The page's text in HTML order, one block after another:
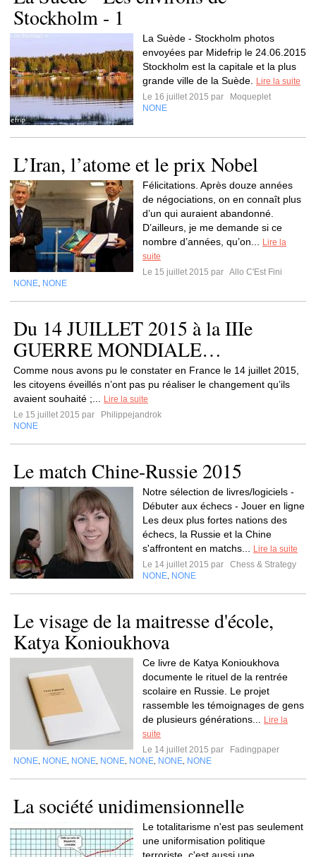
Stockholm - 1
La Suède - Stockholm photos
envoyées par Midefrip le 24.06.2015
Stockholm est la capitale et la plus
grande ville de la Suède.
Lire la suite
Le 16 juillet 2015 par
Moqueplet
NONE
L’Iran, l’atome et le prix Nobel
Félicitations. Après douze années
de négociations, on en connaît plus
d’un qui auraient abandonné.
D’ailleurs, je me demande si ce
nombre d’années, qu’on...
Lire la
suite
Le 15 juillet 2015 par Allo C'Est Fini
NONE NONE
Du 14 JUILLET 2015 à la IIIe
GUERRE MONDIALE…
Comme nous avons pu le constater en France le 14 juillet 2015,
les citoyens éveillés n’ont pas pu réaliser le changement qu’ils
avaient souhaité ;...
Lire la suite
Le 15 juillet 2015 par
Philippejandrok
NONE
Le match Chine-Russie 2015
Notre sélection de livres/logiciels -
Débuter aux échecs - Jouer en ligne
Les deux plus fortes nations des
échecs, la Russie et la Chine
s'affrontent en matchs...
Lire la suite
Le 14 juillet 2015 par
Chess & Strategy
NONE NONE
Le visage de la maitresse d'école,
Katya Konioukhova
Ce livre de Katya Konioukhova
documente le rituel de la rentrée
scolaire en Russie. Le projet
rassemble les témoignages de gens
de plusieurs générations...
Lire la
suite
Le 14 juillet 2015 par
Fadingpaper
NONE NONE NONE NONE NONE NONE NONE
La société unidimensionnelle
Le totalitarisme n'est pas seulement
une uniformisation politique